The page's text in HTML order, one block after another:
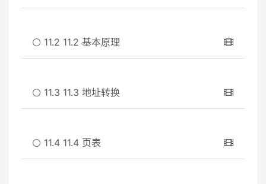
11.2 11.2 基本原理
11.3 11.3 地址转换
11.4 11.4 页表